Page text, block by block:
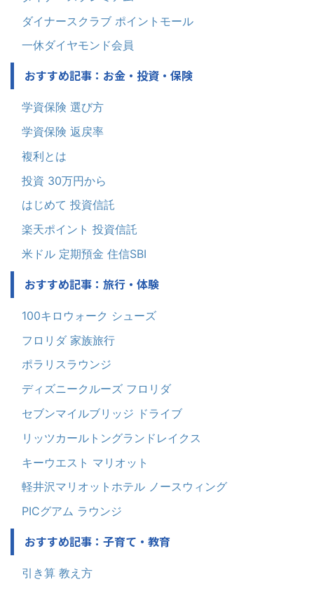
ダイナースクラブ ポイントモール
一休ダイヤモンド会員
おすすめ記事：お金・投資・保険
学資保険 選び方
学資保険 返戻率
複利とは
投資 30万円から
はじめて 投資信託
楽天ポイント 投資信託
米ドル 定期預金 住信SBI
おすすめ記事：旅行・体験
100キロウォーク シューズ
フロリダ 家族旅行
ポラリスラウンジ
ディズニークルーズ フロリダ
セブンマイルブリッジ ドライブ
リッツカールトングランドレイクス
キーウエスト マリオット
軽井沢マリオットホテル ノースウィング
PICグアム ラウンジ
おすすめ記事：子育て・教育
引き算 教え方